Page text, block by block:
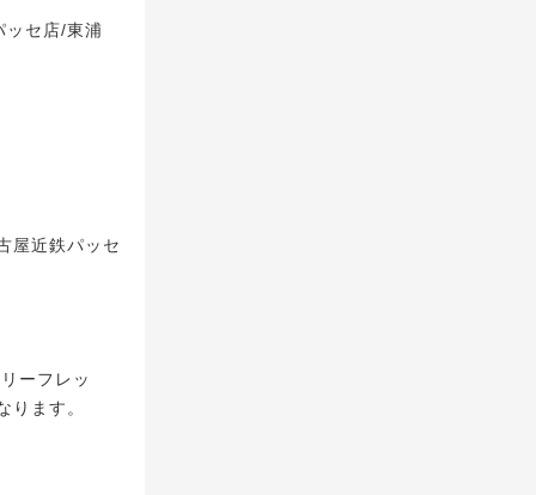
ッセ店/東浦
屋近鉄パッセ
ーフレッ
ります。